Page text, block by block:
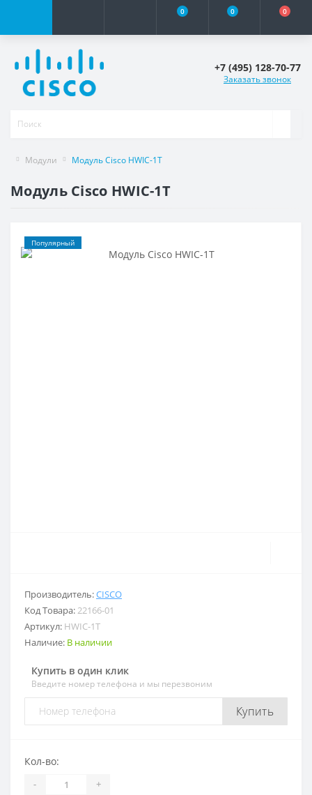
0 0 0
+7 (495) 128-70-77
Заказать звонок
Модули Модуль Cisco HWIC-1T
Модуль Cisco HWIC-1T
Популярный
Производитель:CISCO
Код Товара:22166-01
Артикул: HWIC-1T
Наличие: В наличии
Купить в один клик
Введите номер телефона и мы перезвоним
Купить
Кол-во:
- +